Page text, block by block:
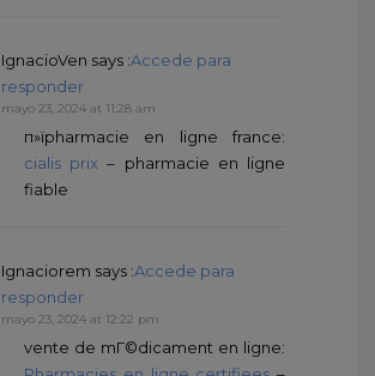
IgnacioVen says :Accede para
responder
mayo 23, 2024 at 11:28 am
п»їpharmacie en ligne france:
cialis prix – pharmacie en ligne
fiable
Ignaciorem says :Accede para
responder
mayo 23, 2024 at 12:22 pm
vente de mГ©dicament en ligne: